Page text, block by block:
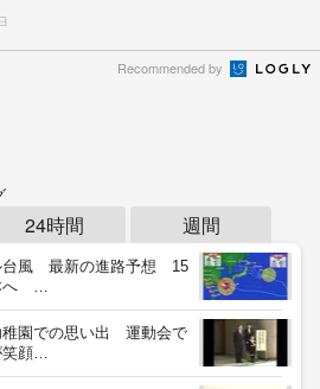
Recommended by
24時間 週間
台風 最新の進路予想 15
へ …
稚園での思い出 運動会で
笑顔…